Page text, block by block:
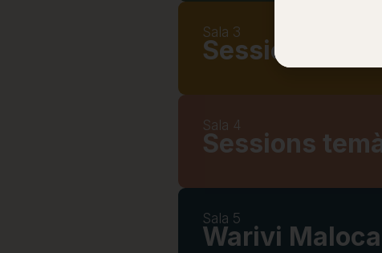
Sala 3
Sessions
Sala 4
Sessions
Sala 5
Warivi